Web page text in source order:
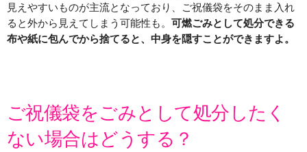
見えやすいものが主流となっており、ご祝儀袋をそのまま入れ
ると外から見えてしまう可能性も。 可燃ごみとして処分できる
布や紙に包んでから捨てると、中身を隠すことができますよ。
ご祝儀袋をごみとして処分したく
ない場合はどうする？